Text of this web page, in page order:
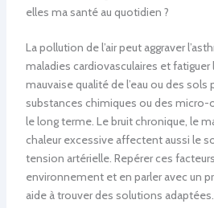
elles ma santé au quotidien ?
La pollution de l’air peut aggraver
maladies cardiovasculaires et fatiguer
mauvaise qualité de l’eau ou des sols
substances chimiques ou des micro-
le long terme. Le bruit chronique, le
chaleur excessive affectent aussi le
tension artérielle. Repérer ces
environnement et en parler avec un
aide à trouver des solutions adaptées.